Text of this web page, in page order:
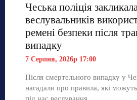
Чеська поліція
веслувальників
ремені безпеки після
випадку
7 Серпня, 2026р 17:00
Після смертельного випадку у
нагадали про правила, які